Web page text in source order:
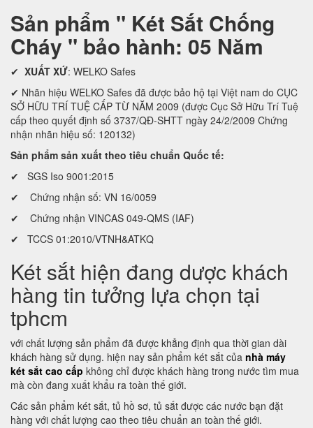
Sản phẩm " Két Sắt Chống
Cháy " bảo hành: 05 Năm
✔ XUẤT XỨ: WELKO Safes
✔ Nhãn hiệu WELKO Safes đã được bảo hộ tại Việt nam do CỤC
SỞ HỮU TRÍ TUỆ CẤP TỪ NĂM 2009 (được Cục Sở Hữu Trí Tuệ
cấp theo quyết định số 3737/QĐ-SHTT ngày 24/2/2009 Chứng
nhận nhãn hiệu số: 120132)
Sản phẩm sản xuất theo tiêu chuẩn Quốc tế:
✔ SGS Iso 9001:2015
✔ Chứng nhận số: VN 16/0059
✔ Chứng nhận VINCAS 049-QMS (IAF)
✔ TCCS 01:2010/VTNH&ATKQ
Két sắt hiện đang dược khách
hàng tin tưởng lựa chọn tại
tphcm
với chất lượng sản phẩm đã được khẳng định qua thời gian dài
khách hàng sử dụng. hiện nay sản phẩm két sắt của nhà máy
két sắt cao cấp không chỉ được khách hàng trong nước tìm mua
mà còn đang xuất khẩu ra toàn thế giới.
Các sản phẩm két sắt, tủ hồ sơ, tủ sắt được các nước bạn đặt
hàng với chất lượng cao theo tiêu chuẩn an toàn thế giới.